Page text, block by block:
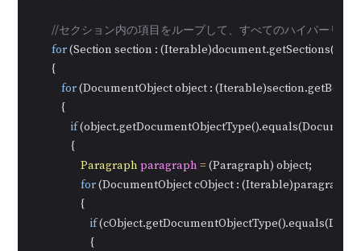
//セクション内の項目をループして、すべてのハイパーリン
for (Section section : (Iterable)document.getSections())
        {
for (DocumentObject object :
            {
if
                {
Paragraph paragraph = (Paragraph) object;
for (DocumentObject cObject :
                    {
if
                        {